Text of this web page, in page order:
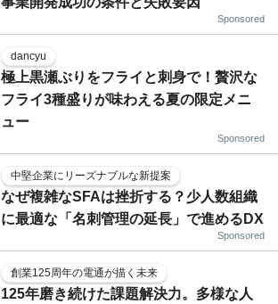
Sponsored
dancyu
極上黒瀬ぶりをフライと刺身で！贅沢な
フライ3種盛りが味わえる夏の限定メニ
ュー
Sponsored
中堅企業にリーズナブルな新提案
なぜ複雑なSFAは挫折する？少人数組織
に最適な「名刺管理の延長」で進めるDX
Sponsored
創業125周年の電通が描く未来
125年磨き続けた課題解決力。多様な人